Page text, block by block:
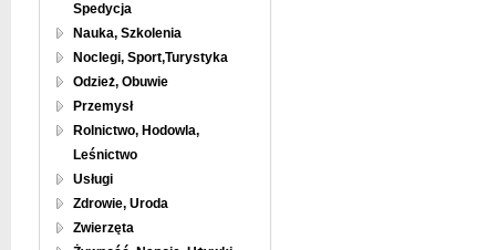
Spedycja
Nauka, Szkolenia
Noclegi, Sport,Turystyka
Odzież, Obuwie
Przemysł
Rolnictwo, Hodowla,
Leśnictwo
Usługi
Zdrowie, Uroda
Zwierzęta